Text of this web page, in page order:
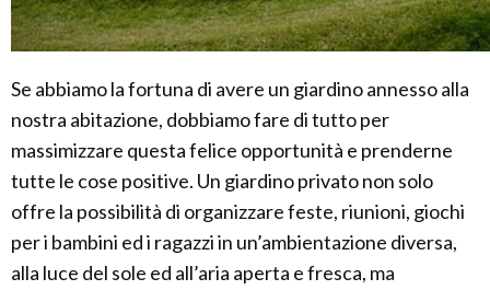
Se abbiamo la fortuna di avere un giardino annesso alla
nostra abitazione, dobbiamo fare di tutto per
massimizzare questa felice opportunità e prenderne
tutte le cose positive. Un giardino privato non solo
offre la possibilità di organizzare feste, riunioni, giochi
per i bambini ed i ragazzi in un’ambientazione diversa,
alla luce del sole ed all’aria aperta e fresca, ma